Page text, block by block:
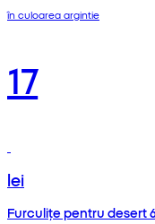
în culoarea argintie
17
lei
Furculițe pentru desert